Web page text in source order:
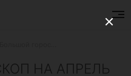
НА АПРЕЛЬ